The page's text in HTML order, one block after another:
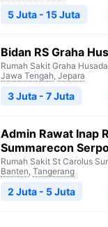
5 Juta - 15 Juta
Bidan RS Graha
Rumah Sakit Graha
Jawa Tengah, Jepara
3 Juta - 7 Juta
Admin Rawat Inap
Summarecon
Rumah Sakit St Carolus
Banten, Tangerang
2 Juta - 5 Juta